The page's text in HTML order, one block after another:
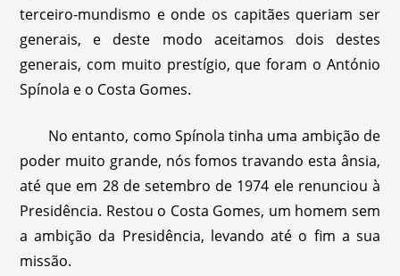
terceiro-mundismo e onde os capitães queriam ser
generais, e deste modo aceitamos dois destes
generais, com muito prestígio, que foram o António
Spínola e o Costa Gomes.
No entanto, como Spínola tinha uma ambição de
poder muito grande, nós fomos travando esta ânsia,
até que em 28 de setembro de 1974 ele renunciou à
Presidência. Restou o Costa Gomes, um homem sem
a ambição da Presidência, levando até o fim a sua
missão.